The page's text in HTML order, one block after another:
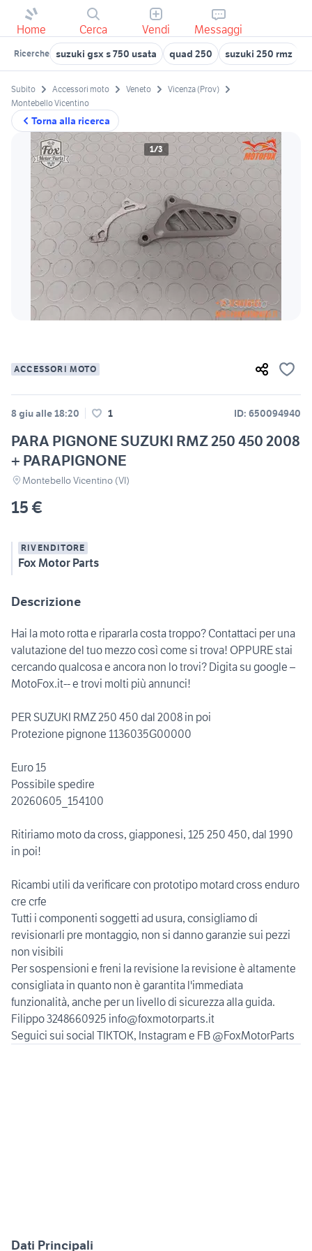
Home Cerca Vendi Messaggi
Ricerche suzuki gsx s 750 usata quad 250 suzuki 250 rmz
Torna alla ricerca
Subito Accessori moto Veneto
Vicenza (Prov)
Montebello Vicentino
1/3
ACCESSORI MOTO
8 giu alle 18:20 1 ID: 650094940
PARA PIGNONE SUZUKI RMZ 250 450 2008
+ PARAPIGNONE
Montebello Vicentino (VI)
15 €
RIVENDITORE
Fox Motor Parts
Descrizione
Hai la moto rotta e ripararla costa troppo? Contattaci per una
valutazione del tuo mezzo così come si trova! OPPURE stai
cercando qualcosa e ancora non lo trovi? Digita su google –
MotoFox.it-- e trovi molti più annunci!
PER SUZUKI RMZ 250 450 dal 2008 in poi
Protezione pignone 1136035G00000
Euro 15
Possibile spedire
20260605_154100
Ritiriamo moto da cross, giapponesi, 125 250 450, dal 1990
in poi!
Ricambi utili da verificare con prototipo motard cross enduro
cre crfe
Tutti i componenti soggetti ad usura, consigliamo di
revisionarli pre montaggio, non si danno garanzie sui pezzi
non visibili
Per sospensioni e freni la revisione la revisione è altamente
consigliata in quanto non è garantita l'immediata
funzionalità, anche per un livello di sicurezza alla guida.
Filippo 3248660925 info@foxmotorparts.it
Dati Principali